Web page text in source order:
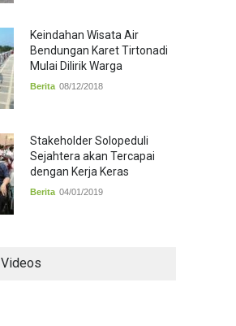
Keindahan Wisata Air
Bendungan Karet Tirtonadi
Mulai Dilirik Warga
Berita 08/12/2018
Stakeholder Solopeduli
Sejahtera akan Tercapai
dengan Kerja Keras
Berita 04/01/2019